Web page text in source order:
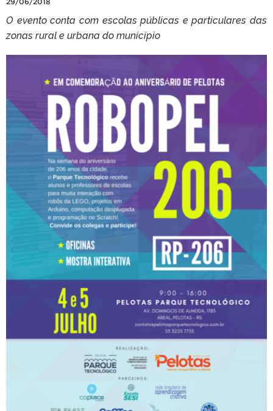
O evento conta com escolas públicas e particulares das
zonas rural e urbana do município